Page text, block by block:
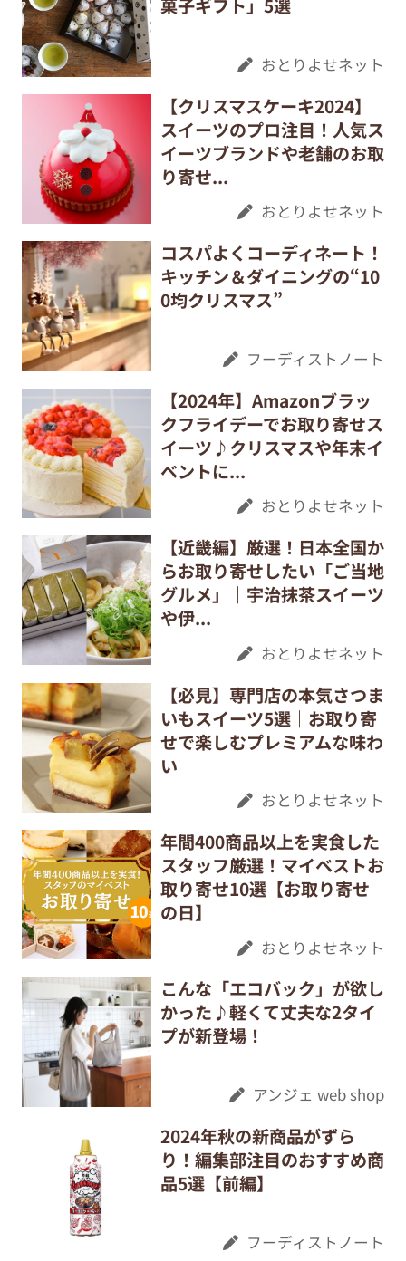
菓子ギフト」5選
おとりよせネット
【クリスマスケーキ2024】
スイーツのプロ注目！人気ス
イーツブランドや老舗のお取
り寄せ...
おとりよせネット
コスパよくコーディネート！
キッチン＆ダイニングの“10
0均クリスマス”
フーディストノート
【2024年】Amazonブラッ
クフライデーでお取り寄せス
イーツ♪クリスマスや年末イ
ベントに...
おとりよせネット
【近畿編】厳選！日本全国か
らお取り寄せしたい「ご当地
グルメ」｜宇治抹茶スイーツ
や伊...
おとりよせネット
【必見】専門店の本気さつま
いもスイーツ5選｜お取り寄
せで楽しむプレミアムな味わ
い
おとりよせネット
年間400商品以上を実食した
スタッフ厳選！マイベストお
取り寄せ10選【お取り寄せ
の日】
おとりよせネット
こんな「エコバック」が欲し
かった♪軽くて丈夫な2タイ
プが新登場！
アンジェ web shop
2024年秋の新商品がずら
り！編集部注目のおすすめ商
品5選【前編】
フーディストノート